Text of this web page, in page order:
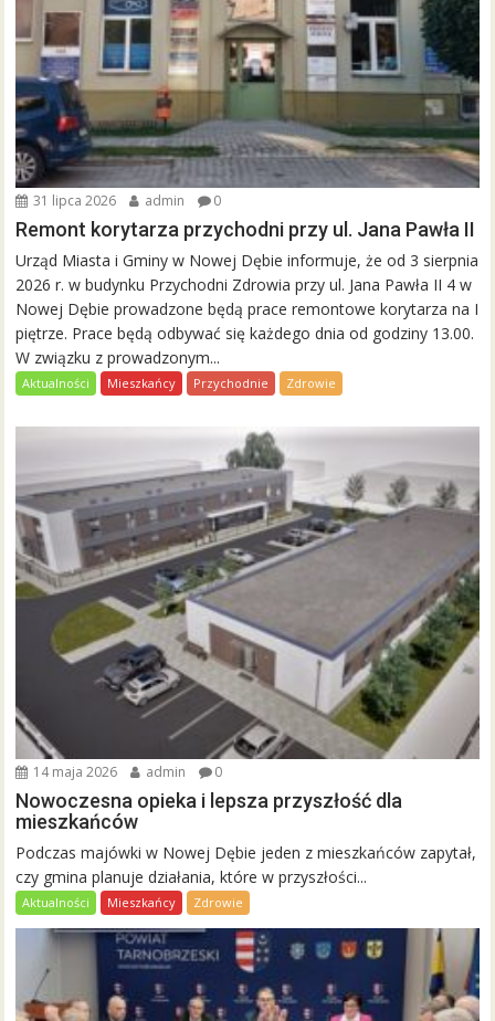
31 lipca 2026 admin 0
Remont korytarza przychodni przy ul. Jana Pawła II
Urząd Miasta i Gminy w Nowej Dębie informuje, że od 3 sierpnia
2026 r. w budynku Przychodni Zdrowia przy ul. Jana Pawła II 4 w
Nowej Dębie prowadzone będą prace remontowe korytarza na I
piętrze. Prace będą odbywać się każdego dnia od godziny 13.00.
W związku z prowadzonym...
Aktualności Mieszkańcy Przychodnie Zdrowie
14 maja 2026 admin 0
Nowoczesna opieka i lepsza przyszłość dla
mieszkańców
Podczas majówki w Nowej Dębie jeden z mieszkańców zapytał,
czy gmina planuje działania, które w przyszłości...
Aktualności Mieszkańcy Zdrowie